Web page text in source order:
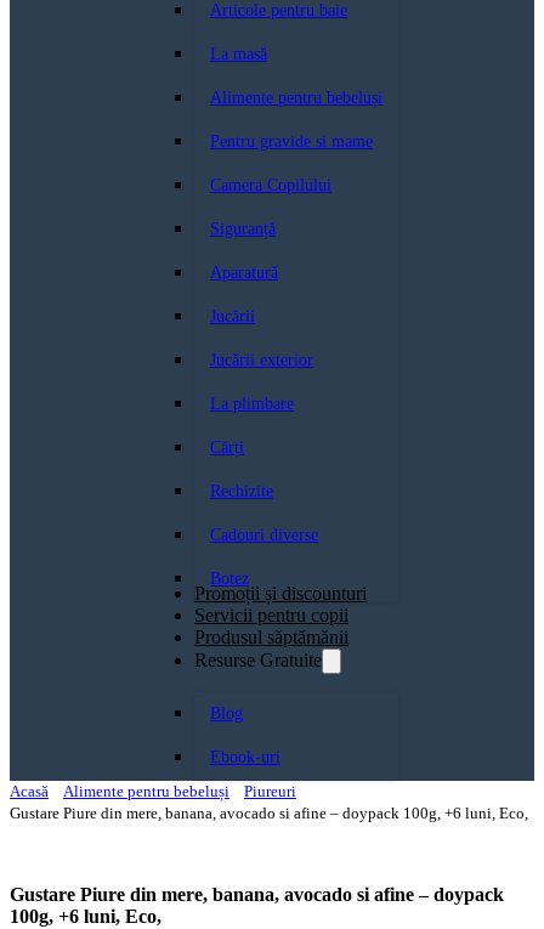
Articole pentru baie
La masă
Alimente pentru bebeluși
Pentru gravide si mame
Camera Copilului
Siguranță
Aparatură
Jucării
Jucării exterior
La plimbare
Cărți
Rechizite
Cadouri diverse
Botez
Promoții și discounturi
Servicii pentru copii
Produsul săptămănii
Resurse Gratuite
Blog
Ebook-uri
Acasă
Alimente pentru bebeluși
Piureuri
Gustare Piure din mere, banana, avocado si afine – doypack 100g, +6 luni, Eco,
Gustare Piure din mere, banana, avocado si afine – doypack
100g, +6 luni, Eco,